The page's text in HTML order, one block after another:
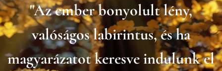
"Az ember bonyolult lény,
valóságos labirintus, és ha
magyarázatot keresve indulunk el